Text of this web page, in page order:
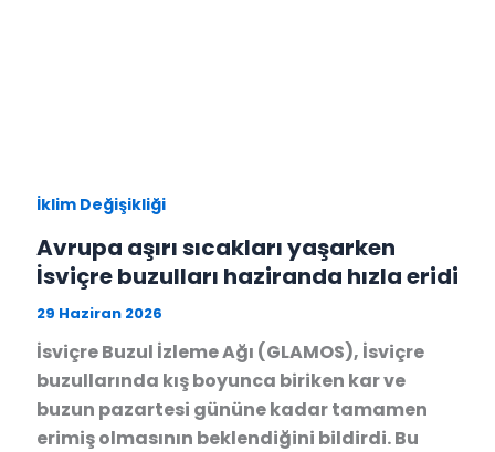
İklim Değişikliği
Avrupa aşırı sıcakları yaşarken
İsviçre buzulları haziranda hızla eridi
29 Haziran 2026
İsviçre Buzul İzleme Ağı (GLAMOS), İsviçre
buzullarında kış boyunca biriken kar ve
buzun pazartesi gününe kadar tamamen
erimiş olmasının beklendiğini bildirdi. Bu